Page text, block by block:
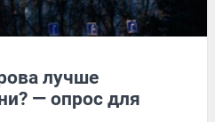
лучше
— опрос для